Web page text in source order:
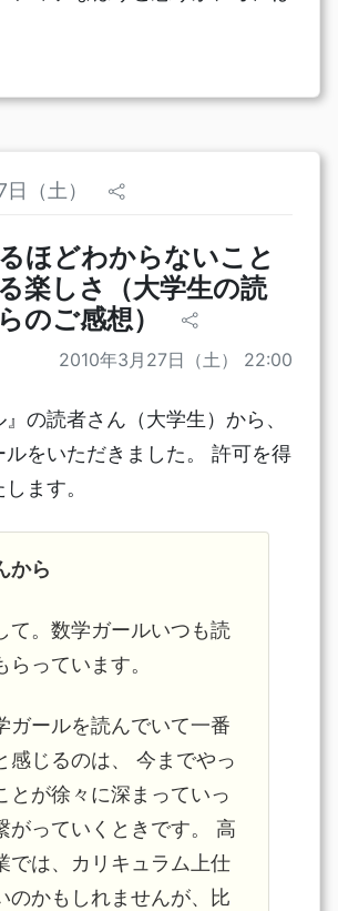
（土）
ほどわからないこと
楽しさ（大学生の読
のご感想）
2010年3月27日（土） 22:00
』の読者さん（大学生）から、
ルをいただきました。 許可を得
ます。
から
て。数学ガールいつも読
らっています。
ガールを読んでいて一番
感じるのは、 今までやっ
とが徐々に深まっていっ
がっていくときです。 高
では、カリキュラム上仕
のかもしれませんが、比